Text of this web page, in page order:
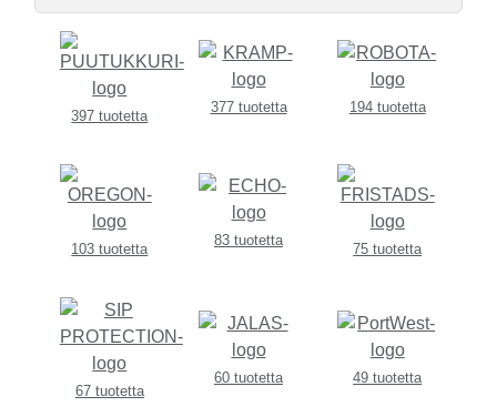
397 tuotetta
377 tuotetta 194 tuotetta
103 tuotetta
83 tuotetta
75 tuotetta
67 tuotetta
60 tuotetta 49 tuotetta